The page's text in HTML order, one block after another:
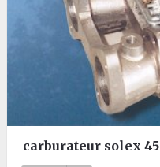
carburateur solex 45